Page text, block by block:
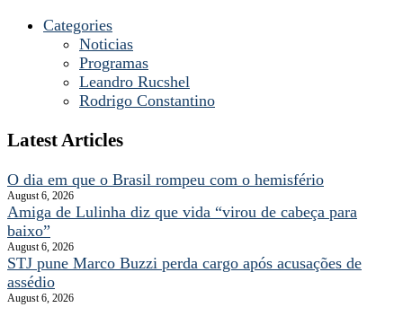
Categories
Noticias
Programas
Leandro Rucshel
Rodrigo Constantino
Latest Articles
O dia em que o Brasil rompeu com o hemisfério
August 6, 2026
Amiga de Lulinha diz que vida “virou de cabeça para
baixo”
August 6, 2026
STJ pune Marco Buzzi perda cargo após acusações de
assédio
August 6, 2026